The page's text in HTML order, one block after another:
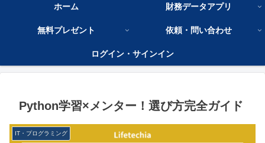
ホーム 財務データアプリ
無料プレゼント 依頼・問い合わせ
ログイン・サインイン
Python学習×メンター！選び方完全ガイド
IT・プログラミング